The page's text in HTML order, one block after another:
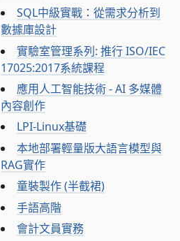
SQL中級實戰：從需求分析到
數據庫設計
實驗室管理系列: 推行 ISO/IEC
17025:2017系統課程
應用人工智能技術 - AI 多媒體
內容創作
LPI-Linux基礎
本地部署輕量版大語言模型與
RAG實作
童裝製作 (半截裙)
手語高階
會計文員實務